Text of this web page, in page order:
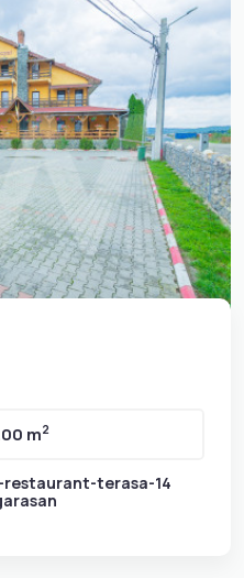
m2
restaurant-terasa-14